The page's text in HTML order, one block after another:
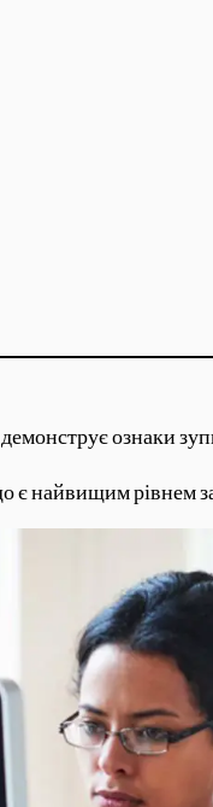
ознаки
є найвищим рівнем